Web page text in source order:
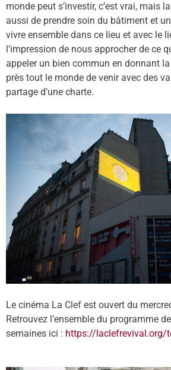
monde peut s’investir, c’est vrai, mais
aussi de prendre soin du bâtiment et
vivre ensemble dans ce lieu et avec le
l’impression de nous approcher de ce
appeler un bien commun en donnant
près tout le monde de venir avec des
partage d’une charte.
Le cinéma La Clef est ouvert du
Retrouvez l’ensemble du programme
semaines ici : https://laclefrevival.org/